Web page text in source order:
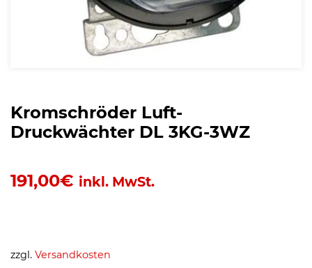
Kromschröder Luft-
Druckwächter DL 3KG-3WZ
191,00€ inkl. MwSt.
zzgl. Versandkosten